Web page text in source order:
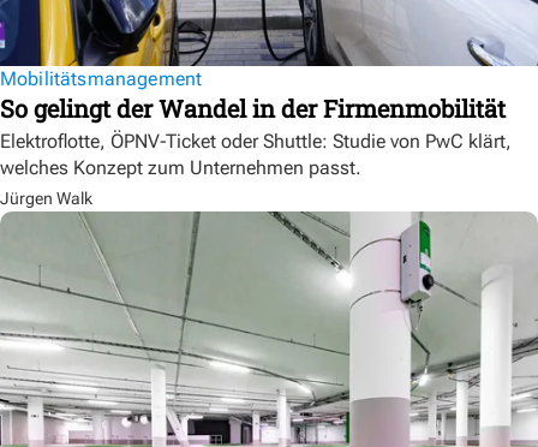
Mobilitätsmanagement
So gelingt der Wandel in der Firmenmobilität
Elektroflotte, ÖPNV-Ticket oder Shuttle: Studie von PwC klärt,
welches Konzept zum Unternehmen passt.
Jürgen Walk